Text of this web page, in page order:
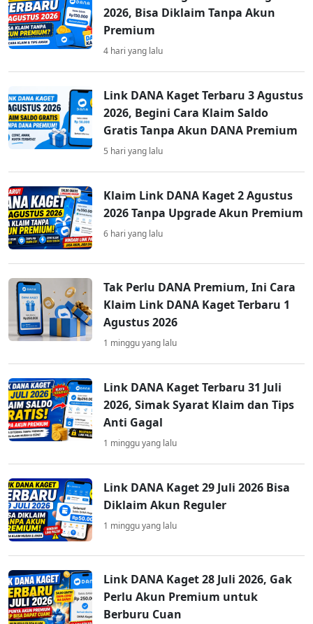
2026, Bisa Diklaim Tanpa Akun
Premium
4 hari yang lalu
Link DANA Kaget Terbaru 3 Agustus
2026, Begini Cara Klaim Saldo
Gratis Tanpa Akun DANA Premium
5 hari yang lalu
Klaim Link DANA Kaget 2 Agustus
2026 Tanpa Upgrade Akun Premium
6 hari yang lalu
Tak Perlu DANA Premium, Ini Cara
Klaim Link DANA Kaget Terbaru 1
Agustus 2026
1 minggu yang lalu
Link DANA Kaget Terbaru 31 Juli
2026, Simak Syarat Klaim dan Tips
Anti Gagal
1 minggu yang lalu
Link DANA Kaget 29 Juli 2026 Bisa
Diklaim Akun Reguler
1 minggu yang lalu
Link DANA Kaget 28 Juli 2026, Gak
Perlu Akun Premium untuk
Berburu Cuan